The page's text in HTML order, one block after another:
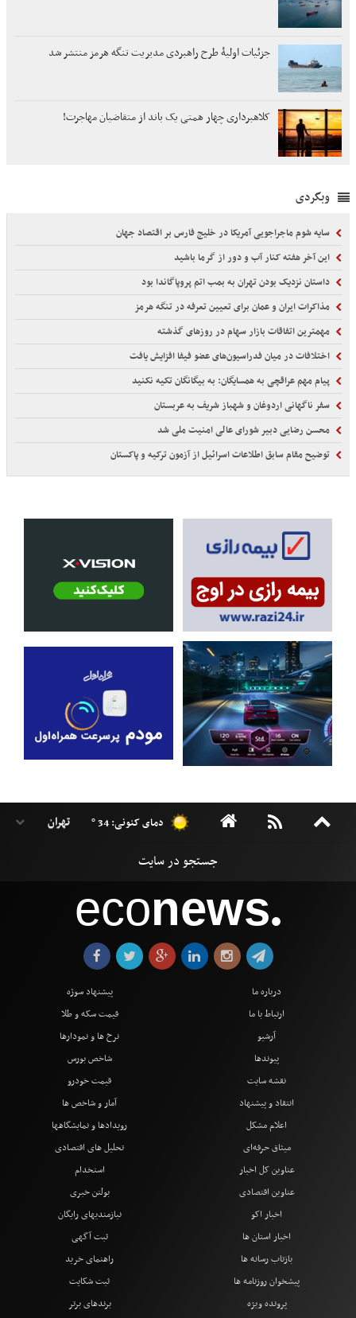
جزئیات اولیۀ طرح راهبردی مدیریت تنگه هرمز منتشر شد
کلاهبرداری چهار همتی یک باند از متقاضیان مهاجرت!
وبگردی
سایه شوم ماجراجویی آمریکا در خلیج فارس بر اقتصاد جهان
این آخر هفته کنار آب و دور از گرما باشید
داستان نزدیک بودن تهران به بمب اتم پروپاگاندا بود
مذاکرات ایران و عمان برای تعیین تعرفه در تنگه هرمز
مهمترین اتفاقات بازار سهام در روزهای گذشته
اختلافات در میان فدراسیون‌های عضو فیفا افزایش یافت
پیام مهم عراقچی به همسایگان: به بیگانگان تکیه نکنید
سفر ناگهانی اردوغان و شهباز شریف به عربستان
محسن رضایی دبیر شورای عالی امنیت ملی شد
توضیح مقام سابق اطلاعات اسرائیل از آزمون ترکیه و پاکستان
دمای کنونی: 34 °
econews●
درباره ما
ارتباط با ما
آرشیو
پیوندها
نقشه سایت
انتقاد و پیشنهاد
اعلام مشکل
میثاق حرفه‌ای
پیشنهاد سوژه
قیمت سکه و طلا
نرخ ها و نمودارها
شاخص بورس
قیمت خودرو
آمار و شاخص ها
رویدادها و نمایشگاهها
تحلیل های اقتصادی
عناوین کل اخبار
عناوین اقتصادی
اخبار اکو
اخبار استان ها
بازتاب رسانه ها
پیشخوان روزنامه ها
پرونده ویژه
استخدام
بولتن خبری
نیازمندیهای رایگان
ثبت آگهی
راهنمای خرید
ثبت شکایت
برندهای برتر